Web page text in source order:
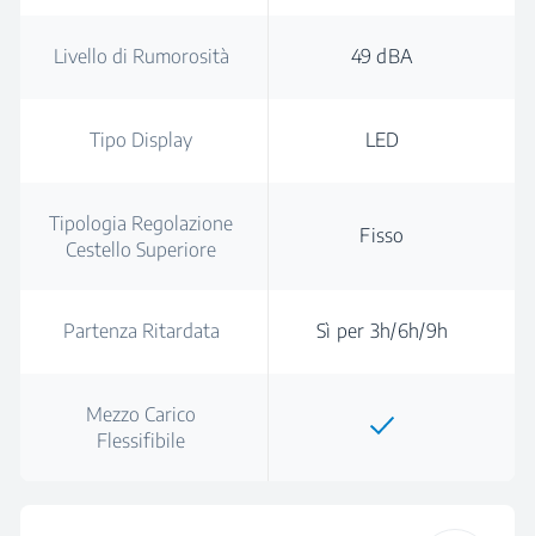
Livello di Rumorosità 49 dBA
Tipo Display LED
Tipologia Regolazione
Cestello Superiore
Fisso
Partenza Ritardata Sì per 3h/6h/9h
Mezzo Carico
Flessifibile